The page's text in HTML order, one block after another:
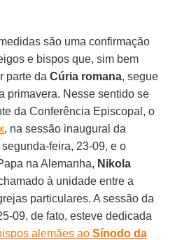
são uma confirmação
e bispos que, sim bem
parte daCúria romana, segue
primavera. Nesse sentido se
da Conferência Episcopal, o
, na sessão inaugural da
feira, 23-09, e o
na Alemanha, Nikola
à unidade entre a
particulares. A sessão da
09, de fato, esteve dedicada
alemães aoSínodo da